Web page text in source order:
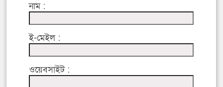
নাম :
ই-মেইল :
ওয়েবসাইট :